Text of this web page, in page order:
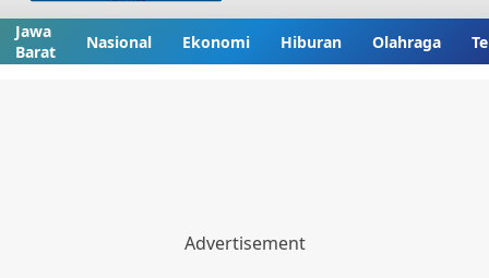
Jawa
Barat
Nasional Ekonomi Hiburan Olahraga